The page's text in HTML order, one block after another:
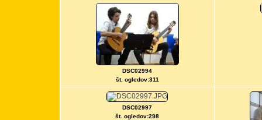
DSC02994
št. ogledov:311
DSC02997
št. ogledov:298